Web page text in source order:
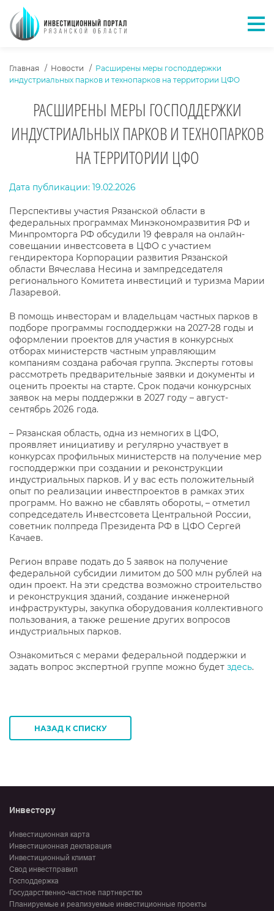
ХЛЕБНЫЕ КРОШКИ
Главная Новости
Расширены меры господдержки
индустриальных парков и технопарков на территории ЦФО
РАСШИРЕНЫ МЕРЫ ГОСПОДДЕРЖКИ
ИНДУСТРИАЛЬНЫХ ПАРКОВ И ТЕХНОПАРКОВ
НА ТЕРРИТОРИИ ЦФО
ТЕКСТ НОВОСТИ
Дата публикации: 19.02.2026
Перспективы участия Рязанской области в
федеральных программах Минэкономразвития РФ и
Минпромторга РФ обсудили 19 февраля на онлайн-
совещании инвестсовета в ЦФО с участием
гендиректора Корпорации развития Рязанской
области Вячеслава Несина и зампредседателя
регионального Комитета инвестиций и туризма Марии
Лазаревой.
В помощь инвесторам и владельцам частных парков в
подборе программы господдержки на 2027-28 годы и
оформлении проектов для участия в конкурсных
отборах министерств частным управляющим
компаниям создана рабочая группа. Эксперты готовы
рассмотреть предварительные заявки и документы и
оценить проекты на старте. Срок подачи конкурсных
заявок на меры поддержки в 2027 году – август-
сентябрь 2026 года.
– Рязанская область, одна из немногих в ЦФО,
проявляет инициативу и регулярно участвует в
конкурсах профильных министерств на получение мер
господдержки при создании и реконструкции
индустриальных парков. И у вас есть положительный
опыт по реализации инвестпроектов в рамках этих
программ. Но важно не сбавлять обороты, – отметил
сопредседатель Инвестсовета Центральной России,
советник полпреда Президента РФ в ЦФО Сергей
Качаев.
Регион вправе подать до 5 заявок на получение
федеральной субсидии лимитом до 500 млн рублей на
один проект. На эти средства возможно строительство
и реконструкция зданий, создание инженерной
инфраструктуры, закупка оборудования коллективного
пользования, а также решение других вопросов
индустриальных парков.
Ознакомиться с мерами федеральной поддержки и
задать вопрос экспертной группе можно будет здесь.
НАЗАД К СПИСКУ
Инвестору
Инвестиционная карта
Инвестиционная декларация
Инвестиционный климат
Свод инвестправил
Господдержка
Государственно-частное партнерство
Планируемые и реализуемые инвестиционные проекты